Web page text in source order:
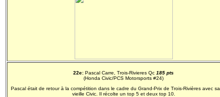
22e: Pascal Carre, Trois-Rivieres Qc 185 pts
(Honda Civic/PCS Motorsports #24)
Pascal était de retour à la compétition dans le cadre du Grand-Prix de Trois-Rivières avec
vieille Civic. Il récolte un top 5 et deux top 10.